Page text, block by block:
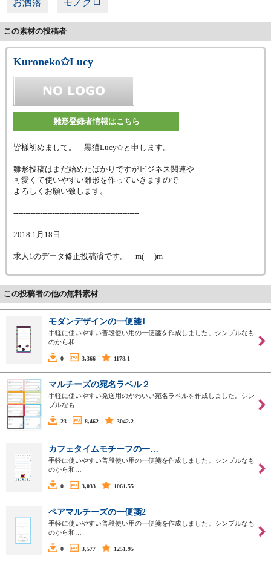
お洒落 モノクロ
この素材の投稿者
Kuroneko✩Lucy
雛形登録者情報はこちら
皆様初めまして。 黒猫Lucy✩と申します。
雛形投稿はまだ始めたばかりですがビジネス関連や
可愛くて使いやすい雛形を作っていきますので
よろしくお願い致します。
----------------------------------------------------
2018 1月18日
求人1のデータ修正投稿済です。 m(_ _)m
この投稿者の他の無料素材
モダンデザインの一便箋1
手軽に使いやすい普段使い用の一便箋を作成しました。シンプルなも
のから和…
0 3,366 1178.1
マルチーズの宛名ラベル２
手軽に使いやすい発送用のかわいい宛名ラベルを作成しました。シン
プルなも…
23 8,462 3042.2
カフェタイムモチーフの一…
手軽に使いやすい普段使い用の一便箋を作成しました。シンプルなも
のから和…
0 3,033 1061.55
ペアマルチーズの一便箋2
手軽に使いやすい普段使い用の一便箋を作成しました。シンプルなも
のから和…
0 3,577 1251.95